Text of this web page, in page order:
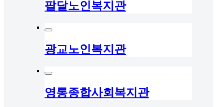
팔달노인복지관
광교노인복지관
영통종합사회복지관